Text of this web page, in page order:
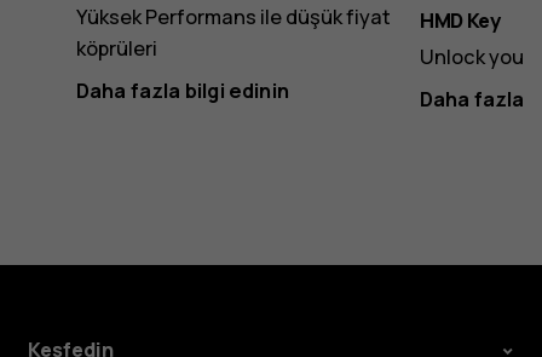
Yüksek Performans ile düşük fiyat
köprüleri
Daha fazla bilgi edinin
HMD Key
Unlock your
Daha fazla
Keşfedin